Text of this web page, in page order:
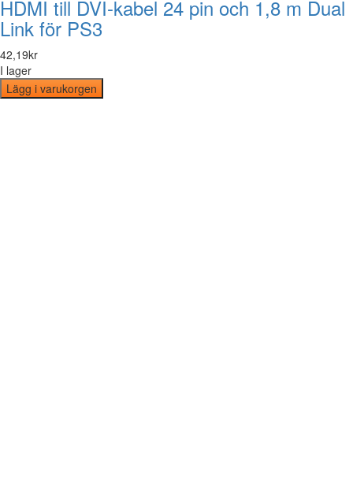
HDMI till DVI-kabel 24 pin och 1,8 m Dual
Link för PS3
42,19kr
I lager
Lägg i varukorgen